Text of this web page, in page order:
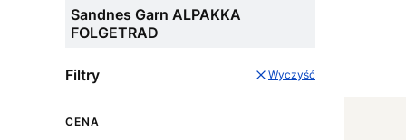
Sandnes Garn ALPAKKA
FOLGETRAD
Filtry Wyczyść
CENA